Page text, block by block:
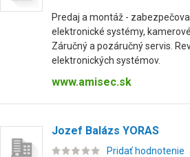
Predaj a montáž -
elektronické systémy,
Záručný a pozáručný servis.
elektronických systémov.
www.amisec.sk
Jozef Balázs YORAS
Pridať hodnotenie